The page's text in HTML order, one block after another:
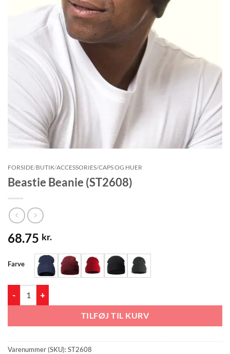
FORSIDE/BUTIK/ACCESSORIES/CAPS OG HUER
Beastie Beanie (ST2608)
68.75 kr.
Farve
TILFØJ TIL KURV
Varenummer (SKU):ST2608